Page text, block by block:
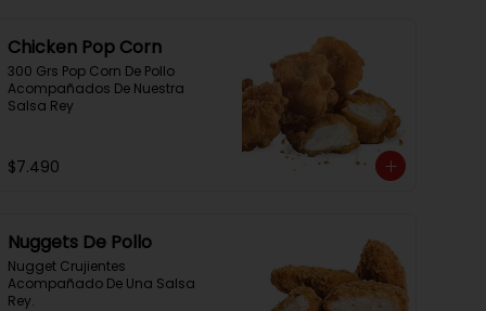
Chicken Pop Corn
300 Grs Pop Corn De Pollo
Acompañados De Nuestra
Salsa Rey
$7.490
Nuggets De Pollo
Nugget Crujientes
Acompañado De Una Salsa
Rey.